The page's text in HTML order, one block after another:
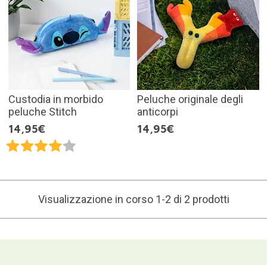
Custodia in morbido
peluche Stitch
14,95€
Peluche originale degli
anticorpi
14,95€
Visualizzazione in corso 1-2 di 2 prodotti